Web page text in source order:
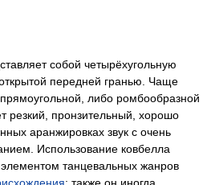
собой четырёхугольную
передней гранью. Чаще
либо ромбообразной
пронзительный, хорошо
аранжировках звук с очень
Использование ковбелла
танцевальных жанров